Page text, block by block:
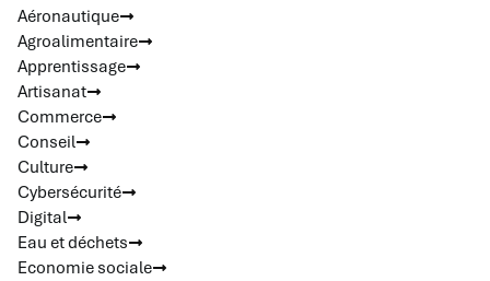
Aéronautique
Agroalimentaire
Apprentissage
Artisanat
Commerce
Conseil
Culture
Cybersécurité
Digital
Eau et déchets
Economie sociale